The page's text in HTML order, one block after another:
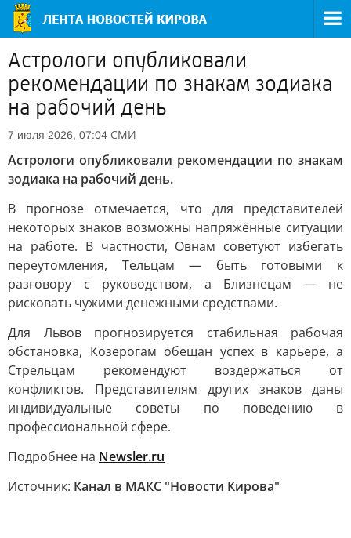
Астрологи опубликовали
рекомендации по знакам зодиака
на рабочий день
7 июля 2026, 07:04 СМИ
Астрологи опубликовали рекомендации по знакам
зодиака на рабочий день.
В прогнозе отмечается, что для представителей
некоторых знаков возможны напряжённые ситуации
на работе. В частности, Овнам советуют избегать
переутомления, Тельцам — быть готовыми к
разговору с руководством, а Близнецам — не
рисковать чужими денежными средствами.
Для Львов прогнозируется стабильная рабочая
обстановка, Козерогам обещан успех в карьере, а
Стрельцам рекомендуют воздержаться от
конфликтов. Представителям других знаков даны
индивидуальные советы по поведению в
профессиональной сфере.
Подробнее на Newsler.ru
Источник: Канал в МАКС "Новости Кирова"